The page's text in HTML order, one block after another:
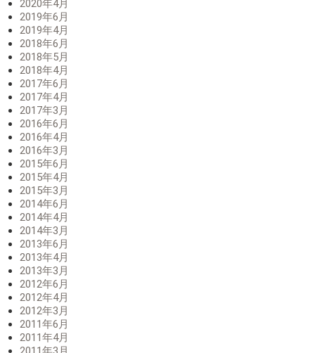
2020年4月
2019年6月
2019年4月
2018年6月
2018年5月
2018年4月
2017年6月
2017年4月
2017年3月
2016年6月
2016年4月
2016年3月
2015年6月
2015年4月
2015年3月
2014年6月
2014年4月
2014年3月
2013年6月
2013年4月
2013年3月
2012年6月
2012年4月
2012年3月
2011年6月
2011年4月